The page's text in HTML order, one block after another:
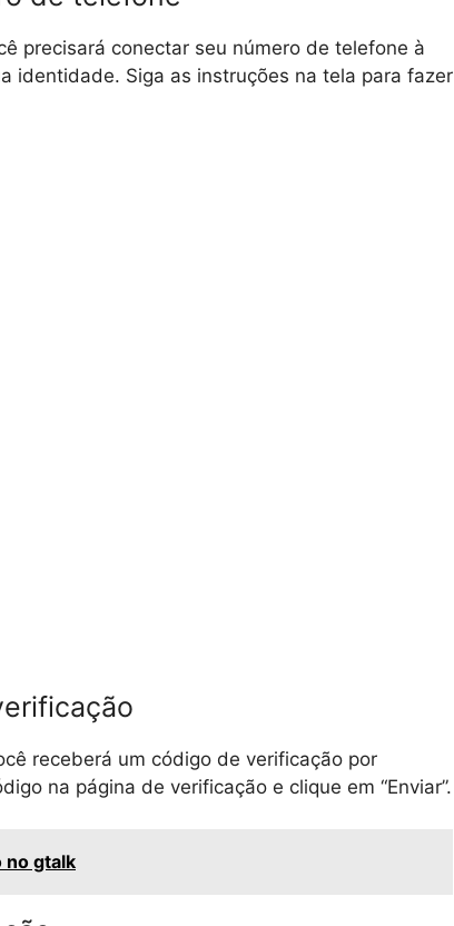
precisará conectar seu número de telefone à
identidade. Siga as instruções na tela para fazer
receberá um código de verificação por
na página de verificação e clique em “Enviar”.
no gtalk